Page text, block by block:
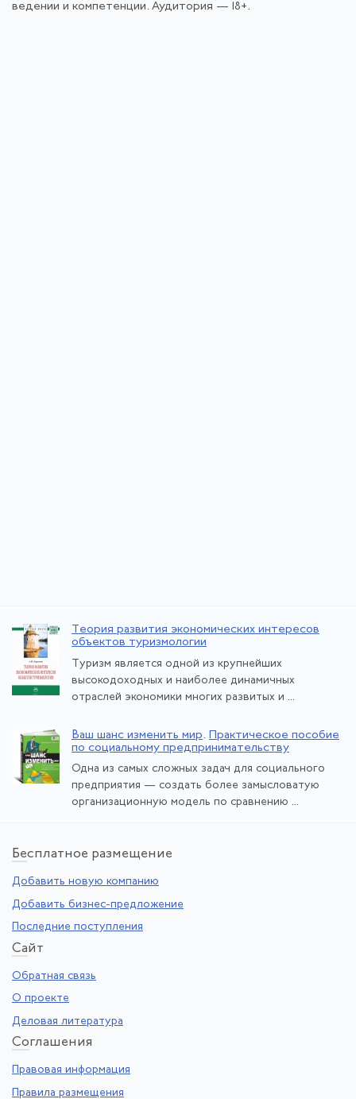
ведении и компетенции. Аудитория — 18+.
Теория развития экономических интересов
объектов туризмологии
Туризм является одной из крупнейших
высокодоходных и наиболее динамичных
отраслей экономики многих развитых и ...
Ваш шанс изменить мир. Практическое пособие
по социальному предпринимательству
Одна из самых сложных задач для социального
предприятия — создать более замысловатую
организационную модель по сравнению ...
Бесплатное размещение
Добавить новую компанию
Добавить бизнес-предложение
Последние поступления
Сайт
Обратная связь
О проекте
Деловая литература
Соглашения
Правовая информация
Правила размещения